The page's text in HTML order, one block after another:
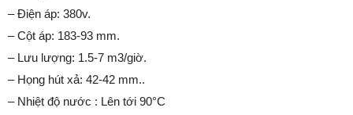
– Điện áp: 380v.
– Cột áp: 183-93 mm.
– Lưu lượng: 1.5-7 m3/giờ.
– Họng hút xả: 42-42 mm..
– Nhiệt độ nước : Lên tới 90°C